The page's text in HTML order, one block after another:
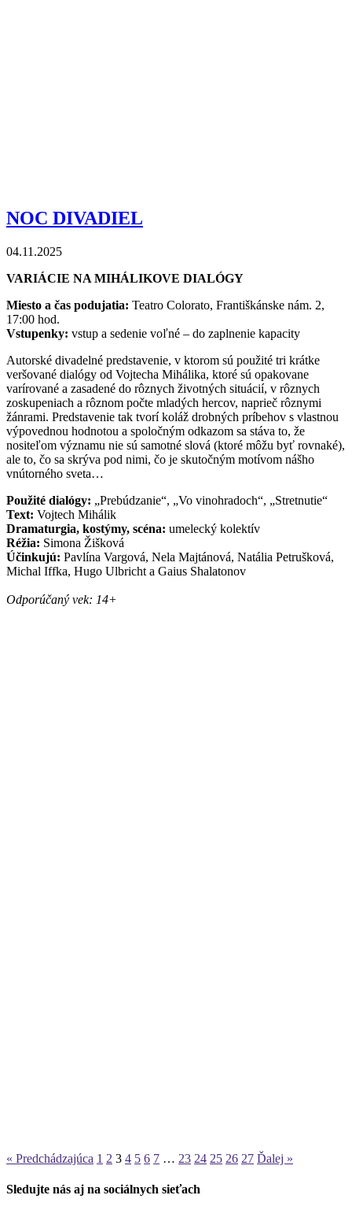
NOC DIVADIEL
04.11.2025
VARIÁCIE NA MIHÁLIKOVE DIALÓGY
Miesto a čas podujatia: Teatro Colorato, Františkánske nám. 2,
17:00 hod.
Vstupenky: vstup a sedenie voľné – do zaplnenie kapacity
Autorské divadelné predstavenie, v ktorom sú použité tri krátke
veršované dialógy od Vojtecha Mihálika, ktoré sú opakovane
varírované a zasadené do rôznych životných situácií, v rôznych
zoskupeniach a rôznom počte mladých hercov, naprieč rôznymi
žánrami. Predstavenie tak tvorí koláž drobných príbehov s vlastnou
výpovednou hodnotou a spoločným odkazom sa stáva to, že
nositeľom významu nie sú samotné slová (ktoré môžu byť rovnaké),
ale to, čo sa skrýva pod nimi, čo je skutočným motívom nášho
vnútorného sveta…
Použité dialógy: „Prebúdzanie“, „Vo vinohradoch“, „Stretnutie“
Text: Vojtech Mihálik
Dramaturgia, kostýmy, scéna: umelecký kolektív
Réžia: Simona Žišková
Účinkujú: Pavlína Vargová, Nela Majtánová, Natália Petrušková,
Michal Iffka, Hugo Ulbricht a Gaius Shalatonov
Odporúčaný vek: 14+
« Predchádzajúca 1 2 3 4 5 6 7 … 23 24 25 26 27 Ďalej »
Sledujte nás aj na sociálnych sieťach